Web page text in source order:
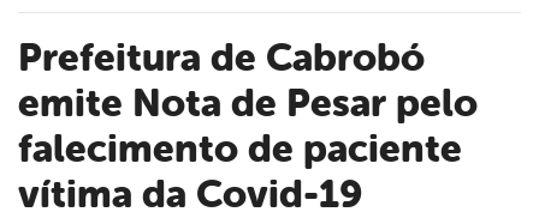
Prefeitura de Cabrobó
emite Nota de Pesar pelo
falecimento de paciente
vítima da Covid-19